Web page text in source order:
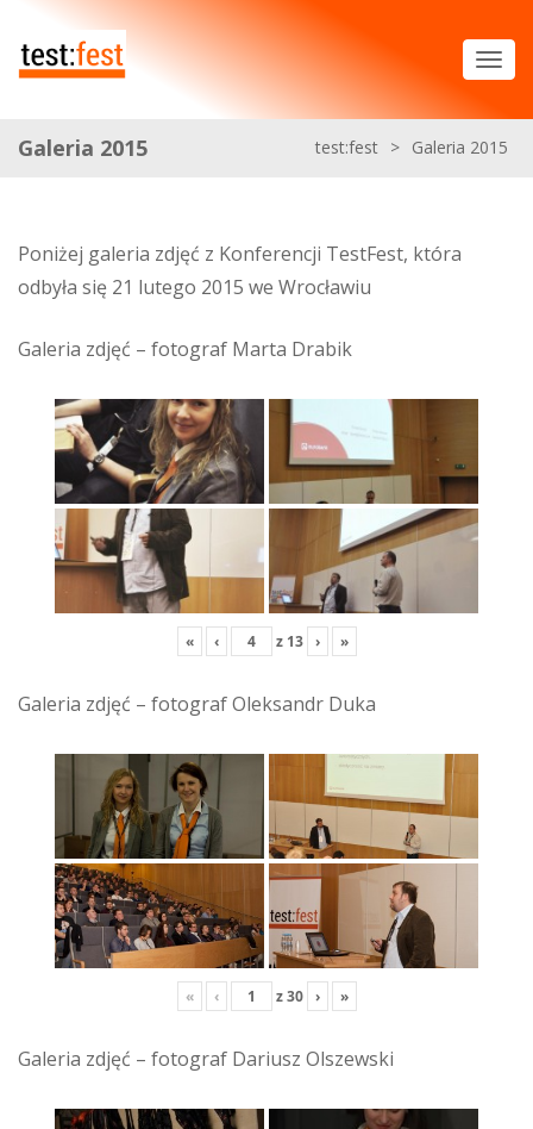
Galeria 2015 test:fest > Galeria 2015
Poniżej galeria zdjęć z Konferencji TestFest, która
odbyła się 21 lutego 2015 we Wrocławiu
Galeria zdjęć – fotograf Marta Drabik
« ‹ z 13 › »
Galeria zdjęć – fotograf Oleksandr Duka
« ‹ z30 › »
Galeria zdjęć – fotograf Dariusz Olszewski